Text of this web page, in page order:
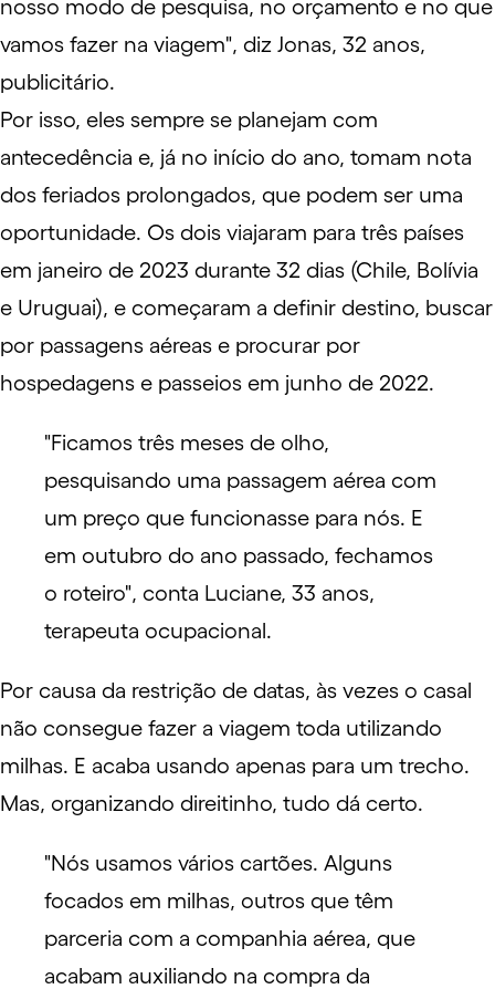
nosso modo de pesquisa, no orçamento e no que
vamos fazer na viagem", diz Jonas, 32 anos,
publicitário.
Por isso, eles sempre se planejam com
antecedência e, já no início do ano, tomam nota
dos feriados prolongados, que podem ser uma
oportunidade. Os dois viajaram para três países
em janeiro de 2023 durante 32 dias (Chile, Bolívia
e Uruguai), e começaram a definir destino, buscar
por passagens aéreas e procurar por
hospedagens e passeios em junho de 2022.
"Ficamos três meses de olho,
pesquisando uma passagem aérea com
um preço que funcionasse para nós. E
em outubro do ano passado, fechamos
o roteiro", conta Luciane, 33 anos,
terapeuta ocupacional.
Por causa da restrição de datas, às vezes o casal
não consegue fazer a viagem toda utilizando
milhas. E acaba usando apenas para um trecho.
Mas, organizando direitinho, tudo dá certo.
"Nós usamos vários cartões. Alguns
focados em milhas, outros que têm
parceria com a companhia aérea, que
acabam auxiliando na compra da